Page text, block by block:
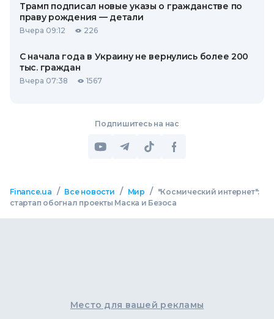
Трамп подписал новые указы о гражданстве по
праву рождения — детали
Вчера 09:12 226
С начала года в Украину не вернулись более 200
тыс. граждан
Вчера 07:38 1567
Подпишитесь на нас
Finance.ua / Все новости / Мир /
"Космический интернет":
стартап обогнал проекты Маска и Безоса
Место для вашей рекламы